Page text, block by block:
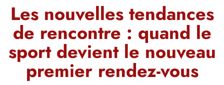
Les nouvelles tendances
de rencontre : quand le
sport devient le nouveau
premier rendez-vous